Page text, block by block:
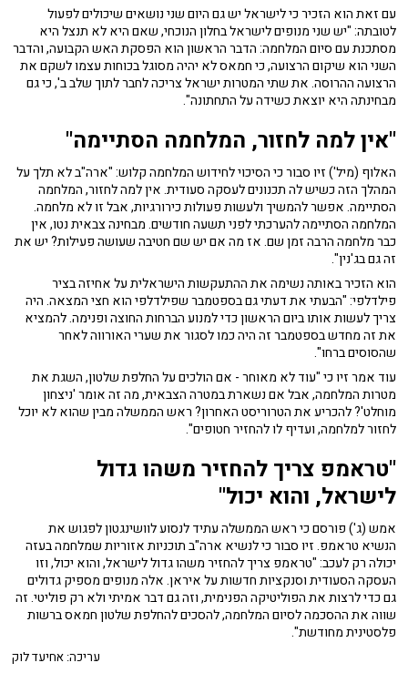
עם זאת הוא הזכיר כי לישראל יש גם היום שני נושאים שיכולים לפעול
לטובתה: "יש שני מנופים לישראל בחלון הנוכחי, שאם היא לא תנצל היא
מסתכנת עם סיום המלחמה: הדבר הראשון הוא הפסקת האש הקבועה, והדבר
השני הוא שיקום הרצועה, כי חמאס לא יהיה מסוגל בכוחות עצמו לשקם את
הרצועה ההרוסה. את שתי המטרות ישראל צריכה לחבר לתוך שלב ב', כי גם
מבחינתה היא יוצאת כשידה על התחתונה".
"אין למה לחזור, המלחמה הסתיימה"
האלוף (מיל') זיו סבור כי הסיכוי לחידוש המלחמה קלוש: "ארה"ב לא תלך על
המהלך הזה כשיש לה תכנונים לעסקה סעודית. אין למה לחזור, המלחמה
הסתיימה. אפשר להמשיך ולעשות פעולות כירורגיות, אבל זו לא מלחמה.
המלחמה הסתיימה להערכתי לפני תשעה חודשים. מבחינה צבאית נטו, אין
כבר מלחמה הרבה זמן שם. אז מה אם יש שם חטיבה שעושה פעילות? יש את
זה גם בג'נין".
הוא הזכיר באותה נשימה את ההתעקשות הישראלית על אחיזה בציר
פילדלפי: "הבעתי את דעתי גם בספטמבר שפילדלפי הוא חצי המצאה. היה
צריך לעשות אותו ביום הראשון כדי למנוע הברחות החוצה ופנימה. להמציא
את זה מחדש בספטמבר זה היה כמו לסגור את שערי האורווה לאחר
שהסוסים ברחו".
עוד אמר זיו כי "עוד לא מאוחר - אם הולכים על החלפת שלטון, השגת את
מטרות המלחמה, אבל אם נשארת במטרה הצבאית, מה זה אומר 'ניצחון
מוחלט'? להכריע את הטרוריסט האחרון? ראש הממשלה מבין שהוא לא יוכל
לחזור למלחמה, ועדיף לו להחזיר חטופים".
"טראמפ צריך להחזיר משהו גדול
לישראל, והוא יכול"
אמש (ג') פורסם כי ראש הממשלה עתיד לנסוע לוושינגטון לפגוש את
הנשיא טראמפ. זיו סבור כי לנשיא ארה"ב תוכניות אזוריות שמלחמה בעזה
יכולה רק לעכב: "טראמפ צריך להחזיר משהו גדול לישראל, והוא יכול, וזו
העסקה הסעודית וסנקציות חדשות על איראן. אלה מנופים מספיק גדולים
גם כדי לרצות את הפוליטיקה הפנימית, וזה גם דבר אמיתי ולא רק פוליטי. זה
שווה את ההסכמה לסיום המלחמה, להסכים להחלפת שלטון חמאס ברשות
פלסטינית מחודשת".
עריכה: אחיעד לוק